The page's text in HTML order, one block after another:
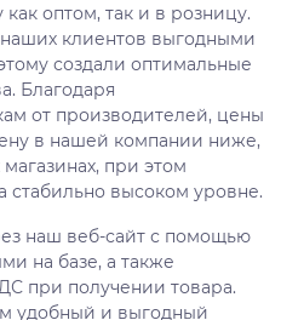
оптом, так и в розницу.
клиентов выгодными
создали оптимальные
Благодаря
от производителей, цены
в нашей компании ниже,
при этом
стабильно высоком уровне.
наш веб-сайт с помощью
на базе, а также
при получении товара.
удобный и выгодный